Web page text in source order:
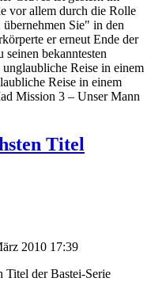
vor allem durch die Rolle
Sie" in den
er erneut Ende der
bekanntesten
Reise in einem
Reise in einem
Mission 3 – Unser Mann
Titel
2010 17:39
Titel der Bastei-Serie